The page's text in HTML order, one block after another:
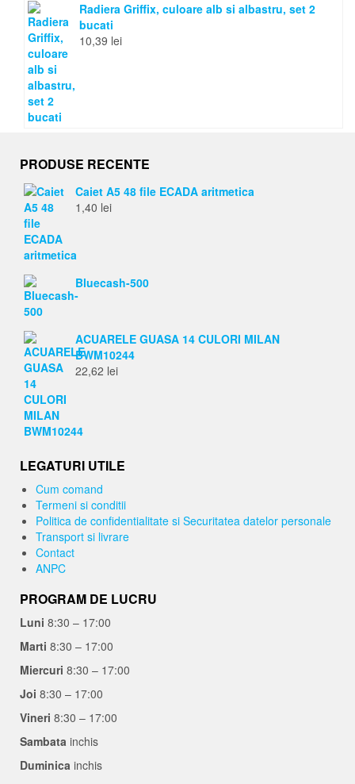
Radiera Griffix, culoare alb si albastru, set 2
bucati
10,39 lei
PRODUSE RECENTE
Caiet A5 48 file ECADA aritmetica
1,40 lei
Bluecash-500
ACUARELE GUASA 14 CULORI MILAN
BWM10244
22,62 lei
LEGATURI UTILE
Cum comand
Termeni si conditii
Politica de confidentialitate si Securitatea datelor personale
Transport si livrare
Contact
ANPC
PROGRAM DE LUCRU
Luni 8:30 – 17:00
Marti 8:30 – 17:00
Miercuri 8:30 – 17:00
Joi 8:30 – 17:00
Vineri 8:30 – 17:00
Sambata inchis
Duminica inchis